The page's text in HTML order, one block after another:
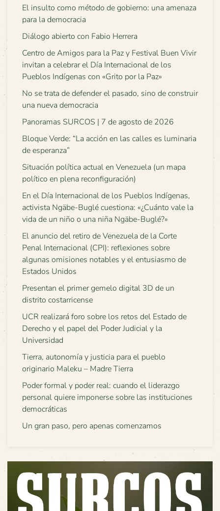
El insulto como método de gobierno: una amenaza
para la democracia
Diálogo abierto con Fabio Herrera
Centro de Amigos para la Paz y Festival Buen Vivir
invitan a celebrar el Día Internacional de los
Pueblos Indígenas con «Grito por la Paz»
No se trata de defender el pasado, sino de construir
una nueva democracia
Panoramas SURCOS | 7 de agosto de 2026
Bloque Verde: “La acción en las calles es luminaria
de esperanza”
Situación política actual en Venezuela (un mapa
político en plena reconfiguración)
En el Día Internacional de los Pueblos Indígenas,
activista Ngäbe-Buglé cuestiona: «¿Cuánto vale la
vida de un niño o una niña Ngäbe-Buglé?»
El anuncio del retiro de Venezuela de la Corte
Penal Internacional (CPI): reflexiones sobre
algunas omisiones notables y el entusiasmo de
Estados Unidos
Presentan el primer gemelo digital 3D de un
distrito costarricense
UCR realizará foro sobre los retos del Estado de
Derecho y el papel del Poder Judicial y la
Universidad
Tierra, autonomía y justicia para el pueblo
originario Maleku – Madre Tierra
Poder formal y poder real: cuando el liderazgo
personal quiere imponerse sobre las instituciones
democráticas
Un gran paso, pero apenas comenzamos